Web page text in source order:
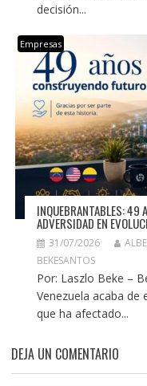
decisión...
Empresas
INQUEBRANTABLES: 49
ADVERSIDAD EN
31/07/2026
BEKESANTOS
Por: Laszlo Beke –
Venezuela acaba
que ha afectado...
DEJA UN COMENTARIO